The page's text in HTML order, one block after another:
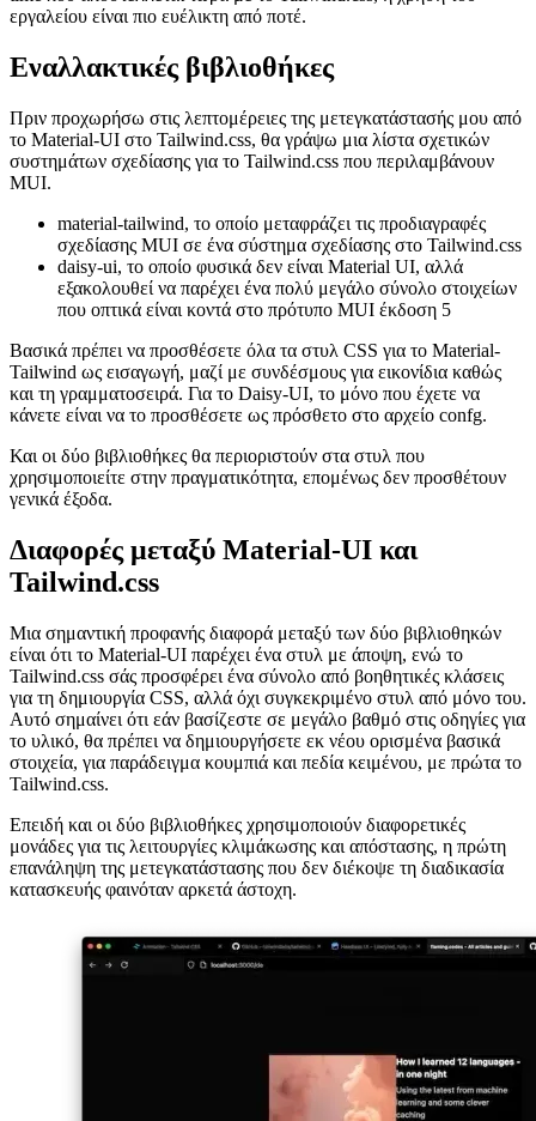
έκδοση παραγωγής χρησιμοποιεί μόνο εκείνες τις κλάσεις CSS που
time που αποστέλλεται τώρα με το Tailwind.css, η χρήση του
εργαλείου είναι πιο ευέλικτη από ποτέ.
Εναλλακτικές βιβλιοθήκες
Πριν προχωρήσω στις λεπτομέρειες της μετεγκατάστασής μου από
συστημάτων σχεδίασης για το Tailwind.css που περιλαμβάνουν
material-tailwind, το οποίο μεταφράζει τις προδιαγραφές
σχεδίασης MUI σε ένα σύστημα σχεδίασης στο Tailwind.css
εξακολουθεί να παρέχει ένα πολύ μεγάλο σύνολο στοιχείων
που οπτικά είναι κοντά στο πρότυπο MUI έκδοση 5
Βασικά πρέπει να προσθέσετε όλα τα στυλ CSS για το Material-
και τη γραμματοσειρά. Για το Daisy-UI, το μόνο που έχετε να
κάνετε είναι να το προσθέσετε ως πρόσθετο στο αρχείο confg.
χρησιμοποιείτε στην πραγματικότητα, επομένως δεν προσθέτουν
γενικά έξοδα.
Tailwind.css
Μια σημαντική προφανής διαφορά μεταξύ των δύο βιβλιοθηκών
είναι ότι το Material-UI παρέχει ένα στυλ με άποψη, ενώ το
Tailwind.css σάς προσφέρει ένα σύνολο από βοηθητικές κλάσεις
για τη δημιουργία CSS, αλλά όχι συγκεκριμένο στυλ από μόνο του.
Αυτό σημαίνει ότι εάν βασίζεστε σε μεγάλο βαθμό στις οδηγίες για
στοιχεία, για παράδειγμα κουμπιά και πεδία κειμένου, με πρώτα το
Tailwind.css.
Επειδή και οι δύο βιβλιοθήκες χρησιμοποιούν διαφορετικές
επανάληψη της μετεγκατάστασης που δεν διέκοψε τη διαδικασία
κατασκευής φαινόταν αρκετά άστοχη.